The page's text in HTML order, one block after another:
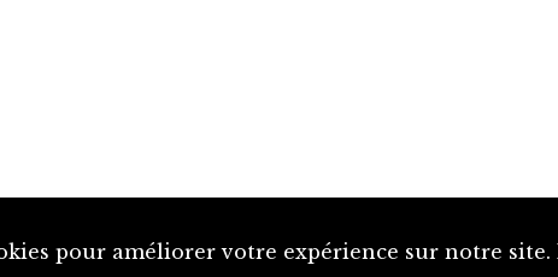
pour améliorer votre expérience sur notre